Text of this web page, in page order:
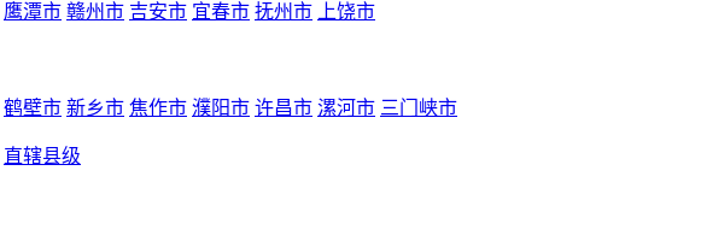
鹰潭市 赣州市 吉安市 宜春市 抚州市 上饶市
鹤壁市 新乡市 焦作市 濮阳市 许昌市 漯河市 三门峡市
直辖县级